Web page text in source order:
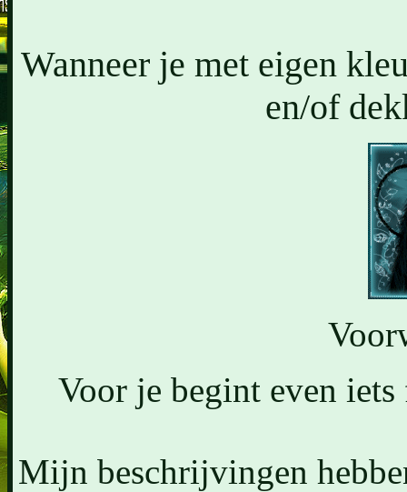
Wanneer je met eigen
en/of
Voor je begint even
Mijn beschrijvingen